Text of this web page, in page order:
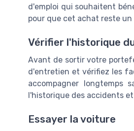
d'emploi qui souhaitent
pour que cet achat reste
Vérifier l'historique
Avant de sortir votre
d'entretien et vérifiez les
accompagner longtemps
l'historique des accidents
Essayer la voiture